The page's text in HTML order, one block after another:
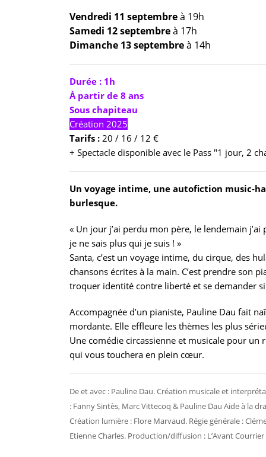
Vendredi 11 septembreà 19h
Samedi 12 septembreà 17h
Dimanche 13 septembreà 14h
Durée : 1h
À partir de 8 ans
Sous chapiteau
Création 2025
Tarifs : 20 / 16 / 12 €
+ Spectacle disponible avec le Pass "1 jour, 2
Un voyage intime, une autofiction music-
burlesque.
« Un jour j’ai perdu mon père, le lendemain
je ne sais plus qui je suis ! »
Santa, c’est un voyage intime, du cirque, des
chansons écrites à la main. C’est prendre son
troquer identité contre liberté et se demander si
Accompagnée d’un pianiste, Pauline Dau fait
mordante. Elle effleure les thèmes les plus
Une comédie circassienne et musicale pour
qui vous touchera en plein cœur.
De et avec : Pauline Dau. Création musicale et
: Fanny Sintès, Marc Vittecoq & Pauline Dau Aide à la
Création lumière : Flore Marvaud. Régie générale :
Etienne Charles. Production/diffusion : L’Avant Courrier